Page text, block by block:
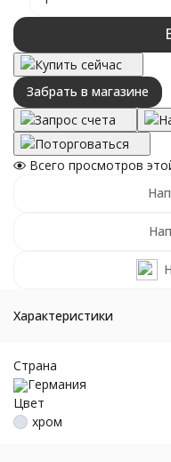
Купить сейчас
Забрать в магазине
Запрос счета
Поторговаться
Всего просмотров
Характеристики
Страна
Германия
Цвет
хром